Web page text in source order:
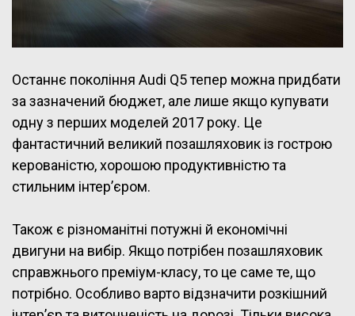
Останнє покоління Audi Q5 тепер можна придбати
за зазначений бюджет, але лише якщо купувати
одну з перших моделей 2017 року. Це
фантастичний великий позашляховик із гострою
керованістю, хорошою продуктивністю та
стильним інтер’єром.
Також є різноманітні потужні й економічні
двигуни на вибір. Якщо потрібен позашляховик
справжнього преміум-класу, то це саме те, що
потрібно. Особливо варто відзначити розкішний